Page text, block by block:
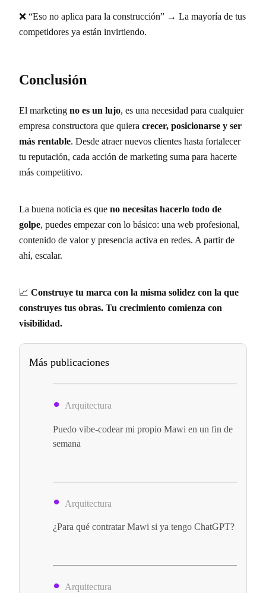
Más publicaciones
Arquitectura
Puedo vibe-codear mi propio Mawi en un fin de
semana
Arquitectura
¿Para qué contratar Mawi si ya tengo ChatGPT?
Arquitectura
❌ “Eso no aplica para la construcción” → La mayoría de tus
competidores ya están invirtiendo.
Conclusión
El marketing no es un lujo, es una necesidad para cualquier
empresa constructora que quiera crecer, posicionarse y ser
más rentable. Desde atraer nuevos clientes hasta fortalecer
tu reputación, cada acción de marketing suma para hacerte
más competitivo.
La buena noticia es que no necesitas hacerlo todo de
golpe, puedes empezar con lo básico: una web profesional,
contenido de valor y presencia activa en redes. A partir de
ahí, escalar.
📈 Construye tu marca con la misma solidez con la que
construyes tus obras. Tu crecimiento comienza con
visibilidad.